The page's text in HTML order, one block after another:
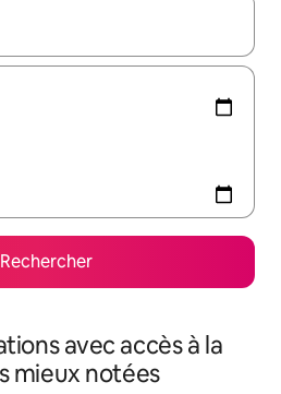
utilisez les flèches vers le
Rechercher
avec accès à la
mieux notées